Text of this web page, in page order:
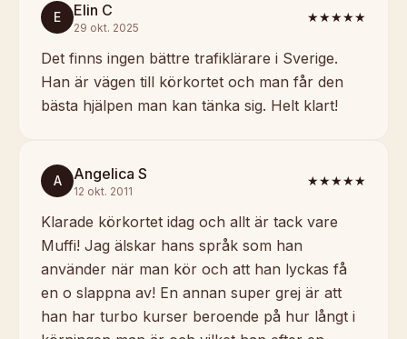
E Elin C
29 okt. 2025
★★★★★
Det finns ingen bättre trafiklärare i Sverige.
Han är vägen till körkortet och man får den
bästa hjälpen man kan tänka sig. Helt klart!
A Angelica S
12 okt. 2011
★★★★★
Klarade körkortet idag och allt är tack vare
Muffi! Jag älskar hans språk som han
använder när man kör och att han lyckas få
en o slappna av! En annan super grej är att
han har turbo kurser beroende på hur långt i